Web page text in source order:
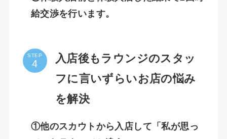
給交渉を行います。
STEP
入店後もラウンジのスタッ
フに言いずらいお店の悩み
を解決
①他のスカウトから入店して「私が思っ